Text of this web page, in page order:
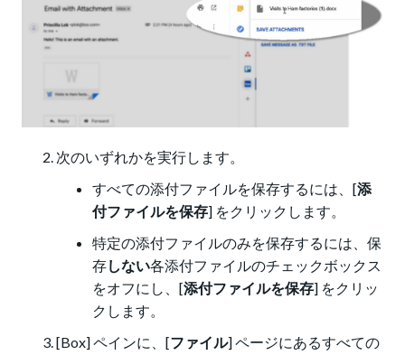
次のいずれかを実行します。
すべての添付ファイルを保存するには、[添
付ファイルを保存] をクリックします。
特定の添付ファイルのみを保存するには、保
存しない各添付ファイルのチェックボックス
をオフにし、[添付ファイルを保存] をクリッ
クします。
[Box] ペインに、[ファイル] ページにあるすべての